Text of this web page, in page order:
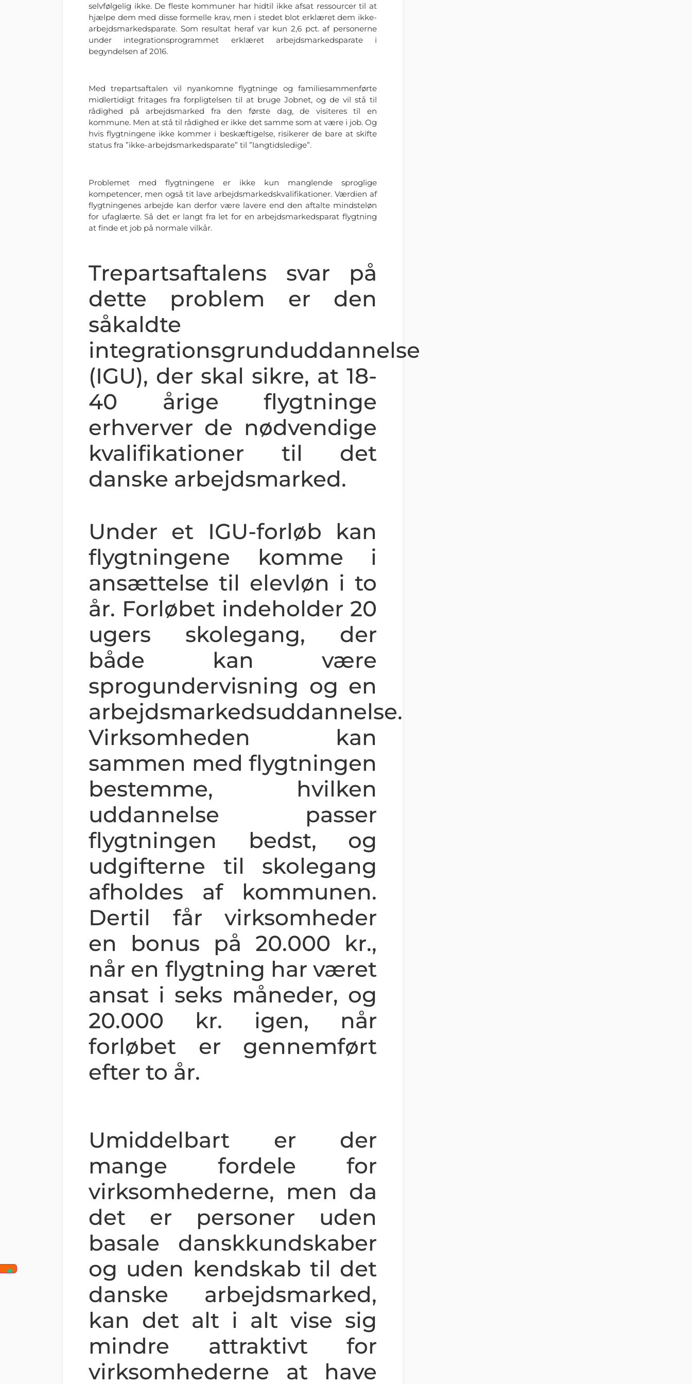
selvfølgelig ikke. De fleste kommuner har hidtil ikke afsat ressourcer til at
hjælpe dem med disse formelle krav, men i stedet blot erklæret dem ikke-
arbejdsmarkedsparate. Som resultat heraf var kun 2,6 pct. af personerne
under integrationsprogrammet erklæret arbejdsmarkedsparate i
begyndelsen af 2016.
Med trepartsaftalen vil nyankomne flygtninge og familiesammenførte
midlertidigt fritages fra forpligtelsen til at bruge Jobnet, og de vil stå til
rådighed på arbejdsmarked fra den første dag, de visiteres til en
kommune. Men at stå til rådighed er ikke det samme som at være i job. Og
hvis flygtningene ikke kommer i beskæftigelse, risikerer de bare at skifte
status fra ”ikke-arbejdsmarkedsparate” til ”langtidsledige”.
Problemet med flygtningene er ikke kun manglende sproglige
kompetencer, men også tit lave arbejdsmarkedskvalifikationer. Værdien af
flygtningenes arbejde kan derfor være lavere end den aftalte mindsteløn
for ufaglærte. Så det er langt fra let for en arbejdsmarkedsparat flygtning
at finde et job på normale vilkår.
Trepartsaftalens svar på
dette problem er den
såkaldte
integrationsgrunduddannelse
(IGU), der skal sikre, at 18-
40 årige flygtninge
erhverver de nødvendige
kvalifikationer til det
danske arbejdsmarked.
Under et IGU-forløb kan
flygtningene komme i
ansættelse til elevløn i to
år. Forløbet indeholder 20
ugers skolegang, der
både kan være
sprogundervisning og en
arbejdsmarkedsuddannelse.
Virksomheden kan
sammen med flygtningen
bestemme, hvilken
uddannelse passer
flygtningen bedst, og
udgifterne til skolegang
afholdes af kommunen.
Dertil får virksomheder
en bonus på 20.000 kr.,
når en flygtning har været
ansat i seks måneder, og
20.000 kr. igen, når
forløbet er gennemført
efter to år.
Umiddelbart er der
mange fordele for
virksomhederne, men da
det er personer uden
basale danskkundskaber
og uden kendskab til det
danske arbejdsmarked,
kan det alt i alt vise sig
mindre attraktivt for
virksomhederne at have